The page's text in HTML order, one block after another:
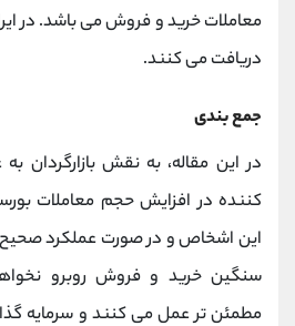
معاملات خرید و فروش می باشد. در
دریافت می کنند.
جمع بندی
در این مقاله، به نقش بازارگردان
کننده در افزایش حجم معاملات
این اشخاص و در صورت عملکرد
سنگین خرید و فروش روبرو
مطمئن تر عمل می کنند و سرمایه